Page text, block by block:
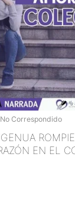
Correspondido
EN EL